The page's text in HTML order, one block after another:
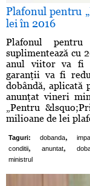
Plafonul pentru
lei în 2016
Plafonul pentru
suplimentează cu
anul viitor va fi
garanţii va fi
dobândă, aplicată
anunţat vineri
„Pentru
milioane de lei
Taguri: dobanda,
conditii, anuntat,
ministrul